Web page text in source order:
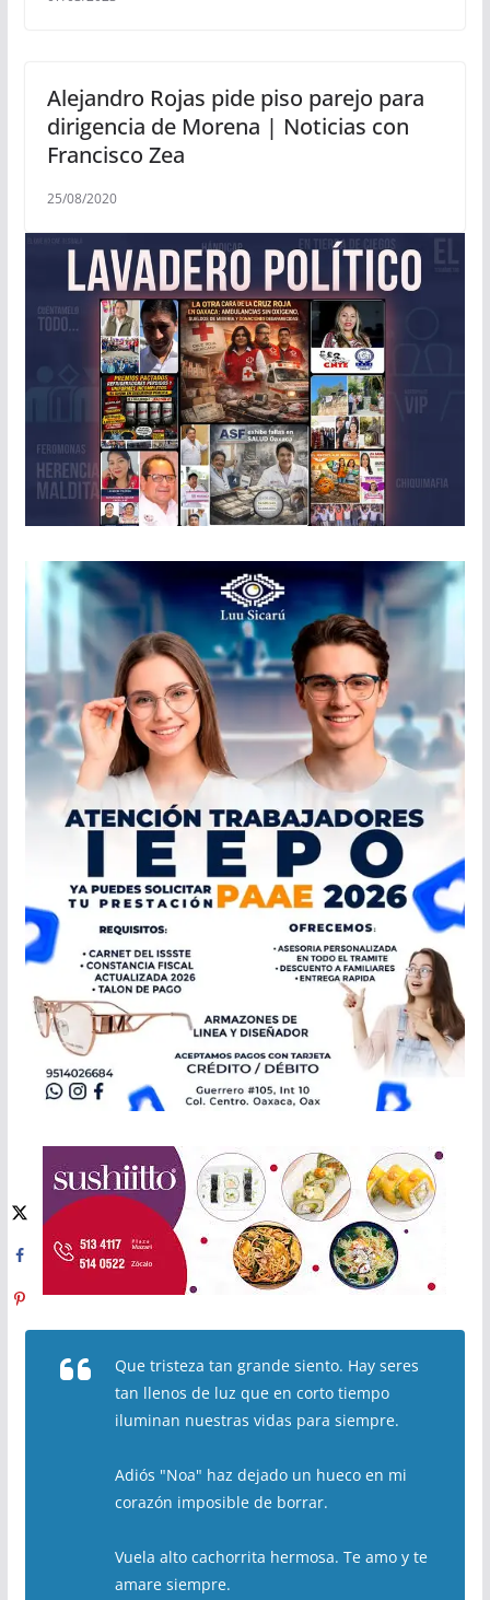
Alejandro Rojas pide piso parejo para
dirigencia de Morena | Noticias con
Francisco Zea
25/08/2020
Que tristeza tan grande siento. Hay seres
tan llenos de luz que en corto tiempo
iluminan nuestras vidas para siempre.
Adiós "Noa" haz dejado un hueco en mi
corazón imposible de borrar.
Vuela alto cachorrita hermosa. Te amo y te
amare siempre.